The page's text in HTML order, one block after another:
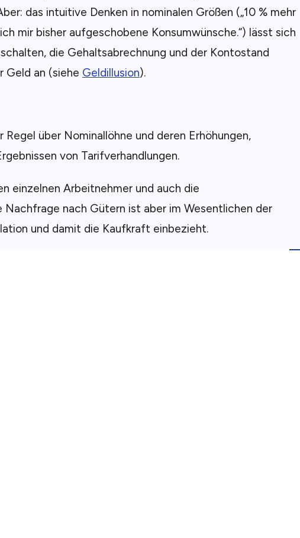
das intuitive Denken in nominalen Größen („10 % mehr
mir bisher aufgeschobene Konsumwünsche.“) lässt sich
die Gehaltsabrechnung und der Kontostand
Geld an (siehe Geldillusion).
über Nominallöhne und deren Erhöhungen,
von Tarifverhandlungen.
einzelnen Arbeitnehmer und auch die
nach Gütern ist aber im Wesentlichen der
und damit die Kaufkraft einbezieht.